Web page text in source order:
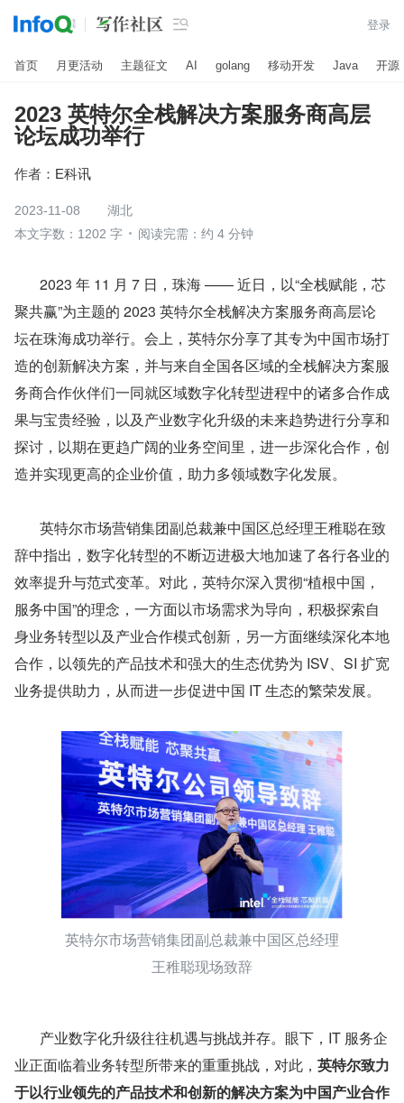
 登录
首页 月更活动 主题征文 AI golang 移动开发 Java 开源
2023 英特尔全栈解决方案服务商高层
论坛成功举行
作者： E科讯
2023-11-08
湖北
本文字数：1202 字
阅读完需：约 4 分钟
聚共赢”为主题的 2023 英特尔全栈解决方案服务商高层论
坛在珠海成功举行。会上，英特尔分享了其专为中国市场打
造的创新解决方案，并与来自全国各区域的全栈解决方案服
务商合作伙伴们一同就区域数字化转型进程中的诸多合作成
果与宝贵经验，以及产业数字化升级的未来趋势进行分享和
探讨，以期在更趋广阔的业务空间里，进一步深化合作，创
造并实现更高的企业价值，助力多领域数字化发展。
辞中指出，数字化转型的不断迈进极大地加速了各行各业的
效率提升与范式变革。对此，英特尔深入贯彻“植根中国，
服务中国”的理念，一方面以市场需求为导向，积极探索自
身业务转型以及产业合作模式创新，另一方面继续深化本地
合作，以领先的产品技术和强大的生态优势为 ISV、SI 扩宽
业务提供助力，从而进一步促进中国 IT 生态的繁荣发展。
英特尔市场营销集团副总裁兼中国区总经理
王稚聪现场致辞
业正面临着业务转型所带来的重重挑战，对此， 英特尔致力
于以行业领先的产品技术和创新的解决方案为中国产业合作